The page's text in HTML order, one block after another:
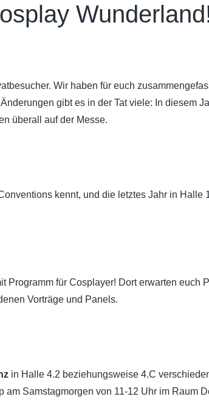
Wir haben für euch
gibt es in der Tat viele: In diesem
überall auf der Messe.
kennt, und die letztes Jahr in Halle
für Cosplayer! Dort erwarten euch
Vorträge und Panels.
in Halle 4.2 beziehungsweise 4.C
Samstagmorgen von 11-12 Uhr im Raum